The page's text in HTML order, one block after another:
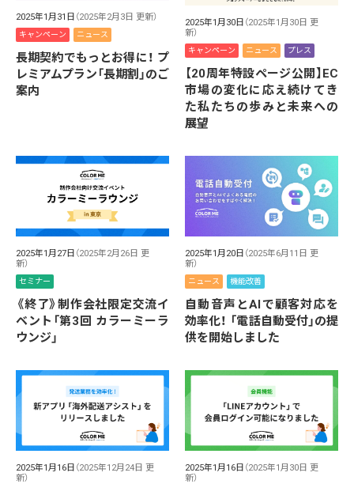
2025年1月31日 （2025年2月3日 更新）
キャンペーン ニュース
長期契約でもっとお得に！ プ
レミアムプラン「長期割」のご
案内
2025年1月30日 （2025年1月30日 更
新）
キャンペーン ニュース プレス
【20周年特設ページ公開】EC
市場の変化に応え続けてき
た私たちの歩みと未来への
展望
2025年1月27日 （2025年2月26日 更
新）
セミナー
《終了》制作会社限定交流イ
ベント「第3回 カラーミーラ
ウンジ」
2025年1月20日 （2025年6月11日 更
新）
ニュース 機能改善
自動音声とAIで顧客対応を
効率化！ 「電話自動受付」の提
供を開始しました
2025年1月16日 （2025年12月24日 更
新）
2025年1月16日 （2025年1月30日 更
新）